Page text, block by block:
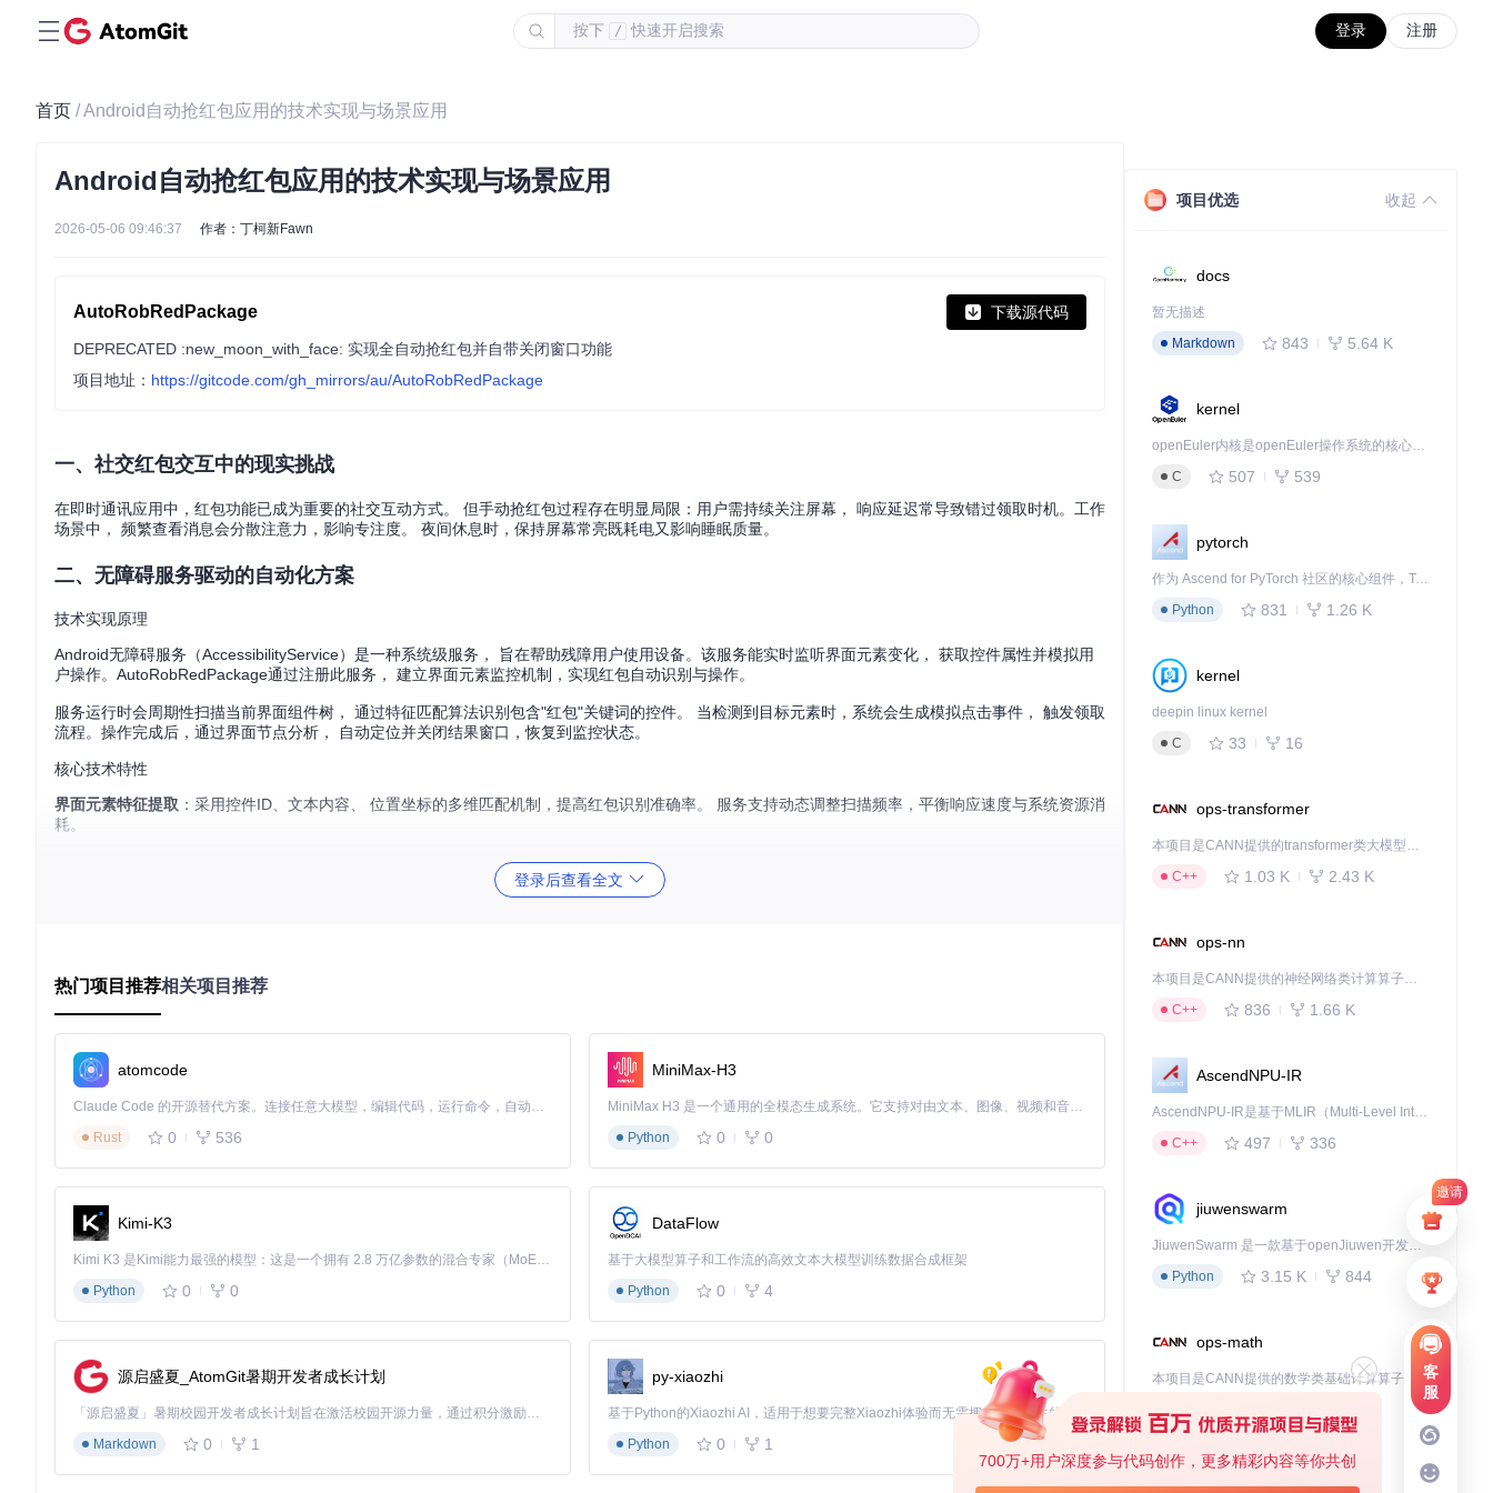
按下 / 快速开启搜索 登录 注册
邀请
客
服
700万+用户深度参与代码创作，更多精彩内容等你共创
首页 / Android自动抢红包应用的技术实现与场景应用
Android自动抢红包应用的技术实现与场景应用
2026-05-06 09:46:37 作者：丁柯新Fawn
AutoRobRedPackage 下载源代码
DEPRECATED :new_moon_with_face: 实现全自动抢红包并自带关闭窗口功能
项目地址： https://gitcode.com/gh_mirrors/au/AutoRobRedPackage
一、社交红包交互中的现实挑战
在即时通讯应用中，红包功能已成为重要的社交互动方式。 但手动抢红包过程存在明显局限：用户需持续关注屏幕， 响应延迟常导致错过领取时机。工作
场景中， 频繁查看消息会分散注意力，影响专注度。 夜间休息时，保持屏幕常亮既耗电又影响睡眠质量。
二、无障碍服务驱动的自动化方案
技术实现原理
Android无障碍服务（AccessibilityService）是一种系统级服务， 旨在帮助残障用户使用设备。该服务能实时监听界面元素变化， 获取控件属性并模拟用
户操作。AutoRobRedPackage通过注册此服务， 建立界面元素监控机制，实现红包自动识别与操作。
服务运行时会周期性扫描当前界面组件树， 通过特征匹配算法识别包含"红包"关键词的控件。 当检测到目标元素时，系统会生成模拟点击事件， 触发领取
流程。操作完成后，通过界面节点分析， 自动定位并关闭结果窗口，恢复到监控状态。
核心技术特性
界面元素特征提取 ：采用控件ID、文本内容、 位置坐标的多维匹配机制，提高红包识别准确率。 服务支持动态调整扫描频率，平衡响应速度与系统资源消
耗。
系统后台保护白名单， 确保服务持续运行。
日常使用流程
将聊天应用切换到目标群组界面，按电源键锁定屏幕。 此时无障碍服务进入后台监控状态，当检测到红包出现时， 设备会自动唤醒并执行抢红包操作，完
四、应用场景与价值分析
典型使用场景
耗模式下运行， 不错过凌晨时段的红包消息。
客观案例分析
某企业员工使用该应用三个月后， 统计显示红包获取数量较之前提升约40%。 用户反馈表明，应用运行期间未出现隐私数据泄露问题， 后台资源占用维
持在5%以下，对日常使用无明显影响。
与传统抢红包工具相比，该方案具有三项显著差异： 无需修改系统权限（免ROOT），降低安全风险； 采用事件驱动架构，较定时截图方案减少70%系统
登录后查看全文
热门项目推荐相关项目推荐
atomcode
Claude Code 的开源替代方案。连接任意大模型，编辑代码，运行命令，自动验证 — 全自动执行。用 Rust 构建，极致性能。 ｜ An open-source alternative to Claude Code. Connect any LLM, edit code, run commands, and verify changes — autonomously. Built in Rust for speed. Get Started
Rust
0 536
MiniMax-H3
MiniMax H3 是一个通用的全模态生成系统。它支持对由文本、图像、视频和音频组成的多模态上下文进行统一理解，并能生成分辨率高达 2K、时长可达 15 秒的带原生立体声音频的视频。得益于面向任务泛化的系统设计，H3 在预训练阶段就已具备广泛的多模态上下文理解与生成能力，能够出色地执行复杂的多模态指令。
Python
0 0
Kimi-K3
Kimi K3 是Kimi能力最强的模型：这是一个拥有 2.8 万亿参数的混合专家（MoE）模型，具备原生视觉理解能力，并支持 100 万 token 的上下文窗口。
Python
0 0
DataFlow
基于大模型算子和工作流的高效文本大模型训练数据合成框架
Python
0 4
源启盛夏_AtomGit暑期开发者成长计划
「源启盛夏」暑期校园开发者成长计划旨在激活校园开源力量，通过积分激励、认证扶持、资源倾斜等形式，引导高校组织和开发者完成「入驻 — 建项目 — 做贡献 — 获认证 — 得资源」的完整闭环。无论你是想带领社团入驻平台的组织者，还是希望用代码贡献证明自己的开发者，都能在这里找到属于你的成长路径。
Markdown
0 1
py-xiaozhi
基于Python的Xiaozhi AI，适用于想要完整Xiaozhi体验而无需拥有专用硬件的用户。
Python
0 1
项目优选 收起
docs
暂无描述
Markdown
843 5.64 K
kernel
openEuler内核是openEuler操作系统的核心，既是系统性能与稳定性的基石，也是连接处理器、设备与服务的桥梁。
C
507 539
pytorch
作为 Ascend for PyTorch 社区的核心组件，TorchNPU 是昇腾专为 PyTorch 打造的深度学习适配插件，使 PyTorch 框架能够直接调用昇腾 NPU，为开发者提供昇腾 AI 处理器的超强算力。
Python
831 1.26 K
kernel
deepin linux kernel
C
33 16
ops-transformer
本项目是CANN提供的transformer类大模型算子库，实现网络在NPU上加速计算。
C++
1.03 K 2.43 K
ops-nn
本项目是CANN提供的神经网络类计算算子库，实现网络在NPU上加速计算。
C++
836 1.66 K
AscendNPU-IR
AscendNPU-IR是基于MLIR（Multi-Level Intermediate Representation）构建的，面向昇腾亲和算子编译时使用的中间表示，提供昇腾完备表达能力，通过编译优化提升昇腾AI处理器计算效率，支持通过生态框架使能昇腾AI处理器与深度调优
C++
497 336
jiuwenswarm
JiuwenSwarm 是一款基于openJiuwen开发的智能AI Agent，它能够将大语言模型的强大能力，通过你日常使用的各类通讯应用，直接延伸至你的指尖。
Python
3.15 K 844
ops-math
C++
deveco-code